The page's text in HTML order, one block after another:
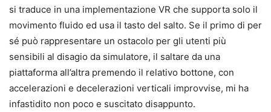
si traduce in una implementazione VR che supporta solo il
movimento fluido ed usa il tasto del salto. Se il primo di per
sé può rappresentare un ostacolo per gli utenti più
sensibili al disagio da simulatore, il saltare da una
piattaforma all’altra premendo il relativo bottone, con
accelerazioni e decelerazioni verticali improvvise, mi ha
infastidito non poco e suscitato disappunto.